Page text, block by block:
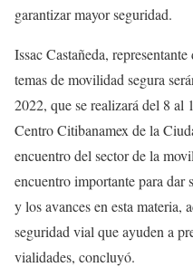
garantizar mayor seguridad.
Issac Castañeda,
temas de movilidad segura
2022, que se realizará del 8 al
Centro Citibanamex de la
encuentro del sector de la
encuentro importante para
y los avances en esta materia,
seguridad vial que ayuden a
vialidades, concluyó.